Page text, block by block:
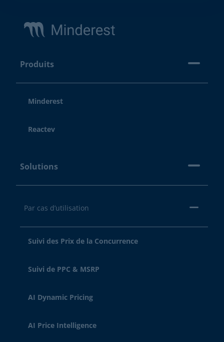
Produits
Minderest
Reactev
Solutions
Par cas d’utilisation
Suivi des Prix de la Concurrence
Suivi de PPC & MSRP
AI Dynamic Pricing
AI Price Intelligence